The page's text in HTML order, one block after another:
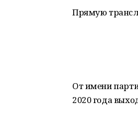
Прямую
От имени
2020 года